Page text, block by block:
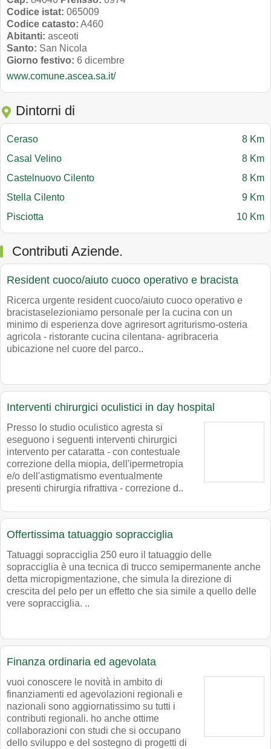
Codice istat: 065009
Codice catasto: A460
Abitanti: asceoti
Santo: San Nicola
Giorno festivo: 6 dicembre
www.comune.ascea.sa.it/
Dintorni di
Ceraso
8 Km
Casal Velino
8 Km
Castelnuovo Cilento
8 Km
Stella Cilento
9 Km
Pisciotta
10 Km
Contributi Aziende.
Resident cuoco/aiuto cuoco operativo e bracista
Ricerca urgente resident cuoco/aiuto cuoco operativo e
bracistaselezioniamo personale per la cucina con un
minimo di esperienza dove agriresort agriturismo-osteria
agricola - ristorante cucina cilentana- agribraceria
ubicazione nel cuore del parco..
Interventi chirurgici oculistici in day hospital
Presso lo studio oculistico agresta si
eseguono i seguenti interventi chirurgici
intervento per cataratta - con contestuale
correzione della miopia, dell'ipermetropia
e/o dell'astigmatismo eventualmente
presenti chirurgia rifrattiva - correzione d..
Offertissima tatuaggio sopracciglia
Tatuaggi sopracciglia 250 euro il tatuaggio delle
sopracciglia è una tecnica di trucco semipermanente anche
detta micropigmentazione, che simula la direzione di
crescita del pelo per un effetto che sia simile a quello delle
vere sopracciglia. ..
Finanza ordinaria ed agevolata
vuoi conoscere le novità in ambito di
finanziamenti ed agevolazioni regionali e
nazionali sono aggiornatissimo su tutti i
contributi regionali. ho anche ottime
collaborazioni con studi che si occupano
dello sviluppo e del sostegno di progetti di